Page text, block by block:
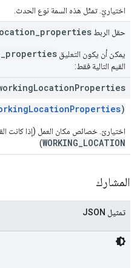
اختياريّ. تمثّل هذه السمة نوع الحدث.
حقل الربط
يمكن أن يكون التعليق
القيم التالية فقط:
LocationProperties
)
اختياريّ. خصائص مكان العمل (إذا كانت
WORKING_LOCATION
)
المشارك
تمثيل JSON